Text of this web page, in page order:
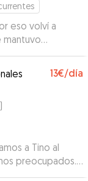
eso volví a
mantuvo
contento y eso
Contaremos
”
13€/día
)
a Tino al
preocupados.
dio sensación de